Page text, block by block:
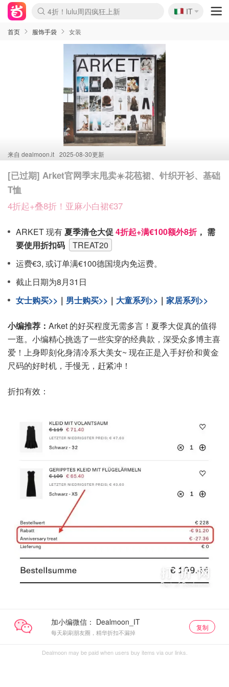
Boticinal 夏促开抢！
4折！lulu周四疯狂上新
速领！Stanley独家85折
Zalando 奥莱闪促！每日更新
🇮🇹
IT
首页 服饰手袋 女装
来自 dealmoon.it 2025-08-30更新
[已过期] Arket官网季末甩卖☀️花苞裙、针织开衫、基础
T恤
4折起+叠8折！亚麻小白裙€37
ARKET 现有夏季清仓大促 4折起+满€100额外8折， 需
要使用折扣码
TREAT20
运费€3, 或订单满€100德国境内免运费。
截止日期为8月31日
女士购买>> ｜ 男士购买>> ｜ 大童系列>> ｜ 家居系列>>
小编推荐： Arket 的好买程度无需多言！夏季大促真的值得
一逛。小编精心挑选了一些实穿的经典款，深受众多博主喜
爱！上身即刻化身清冷系大美女~ 现在正是入手好价和黄金
尺码的好时机，手慢无，赶紧冲！
折扣有效：
加小编微信：
每天刷刷朋友圈，精华折扣不漏掉
复制
Dealmoon may be paid when users buy items via our links.